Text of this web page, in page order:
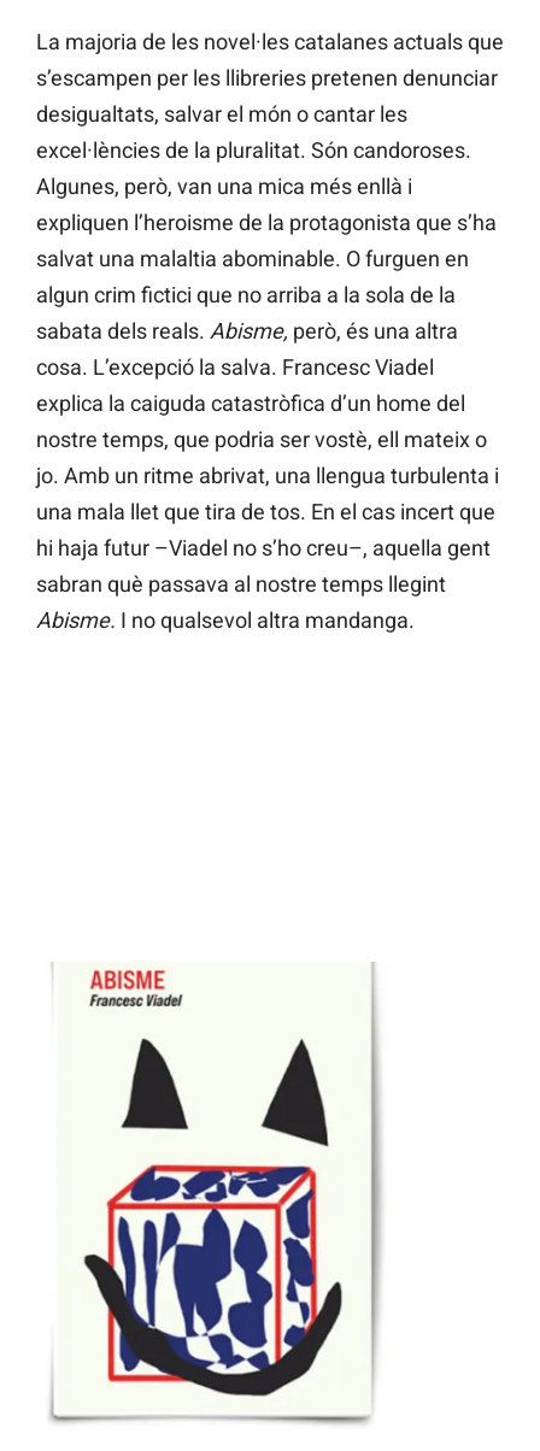
La majoria de les novel·les catalanes actuals que
s’escampen per les llibreries pretenen denunciar
desigualtats, salvar el món o cantar les
excel·lències de la pluralitat. Són candoroses.
Algunes, però, van una mica més enllà i
expliquen l’heroisme de la protagonista que s’ha
salvat una malaltia abominable. O furguen en
algun crim fictici que no arriba a la sola de la
sabata dels reals. Abisme, però, és una altra
cosa. L’excepció la salva. Francesc Viadel
explica la caiguda catastròfica d’un home del
nostre temps, que podria ser vostè, ell mateix o
jo. Amb un ritme abrivat, una llengua turbulenta i
una mala llet que tira de tos. En el cas incert que
hi haja futur –Viadel no s’ho creu–, aquella gent
sabran què passava al nostre temps llegint
Abisme. I no qualsevol altra mandanga.